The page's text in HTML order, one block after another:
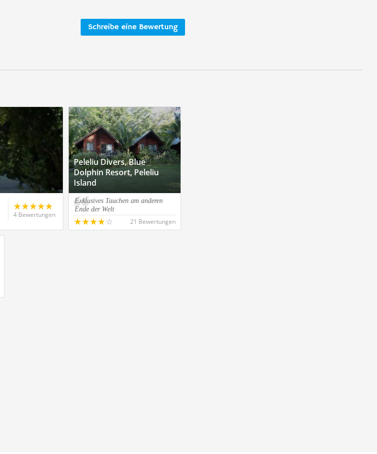
Schreibe eine Bewertung
4 Bewertungen
Peleliu Divers, Blue
Dolphin Resort, Peleliu
Island
Exklusives Tauchen am anderen
Ende der Welt
21 Bewertungen